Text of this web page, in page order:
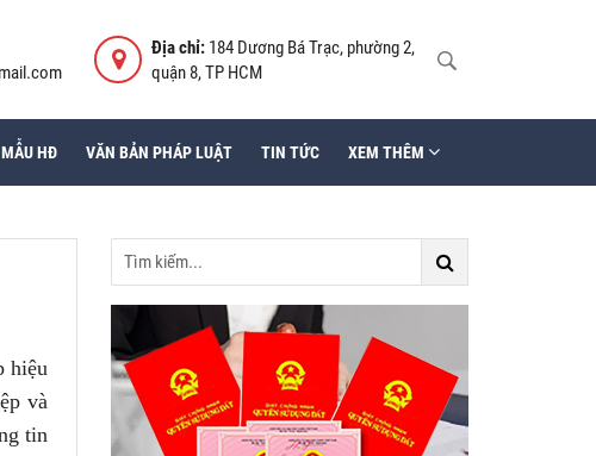
Địa chỉ: 184 Dương Bá Trạc, phường 2,
quận 8, TP HCM
MẪU HĐ VĂN BẢN PHÁP LUẬT TIN TỨC XEM THÊM
hiệu
và
tin